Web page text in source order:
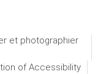
et photographier
of Accessibility